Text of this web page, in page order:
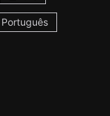
Português